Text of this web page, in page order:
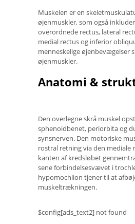
Muskelen er en
øjenmuskler, som også
overordnede rectus, lateral
medial rectus og inferior
menneskelige øjenbevægelser
øjenmuskler.
Anatomi &
Den overlegne skrå muskel
sphenoidbenet, periorbita og
synsnerven. Den motoriske
rostral retning via den mediale
kanten af ​​kredsløbet
sene forbindelsesvævet i
hypomochlion tjener til at
muskeltrækningen.
$config[ads_text2] not found